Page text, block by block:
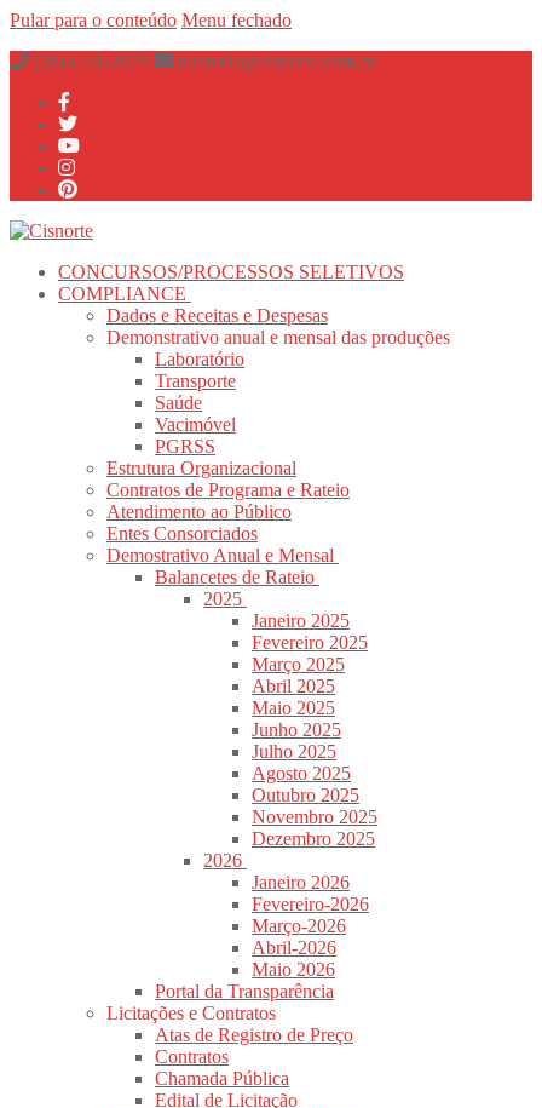
Pular para o conteúdo Menu fechado
(38)3231-2979
diretoria@cisnorte.com.br
CONCURSOS/PROCESSOS SELETIVOS
COMPLIANCE
Dados e Receitas e Despesas
Demonstrativo anual e mensal das produções
Laboratório
Transporte
Saúde
Vacimóvel
PGRSS
Estrutura Organizacional
Contratos de Programa e Rateio
Atendimento ao Público
Entes Consorciados
Demostrativo Anual e Mensal
Balancetes de Rateio
2025
Janeiro 2025
Fevereiro 2025
Março 2025
Abril 2025
Maio 2025
Junho 2025
Julho 2025
Agosto 2025
Outubro 2025
Novembro 2025
Dezembro 2025
2026
Janeiro 2026
Fevereiro-2026
Março-2026
Abril-2026
Maio 2026
Portal da Transparência
Licitações e Contratos
Atas de Registro de Preço
Contratos
Chamada Pública
Edital de Licitação